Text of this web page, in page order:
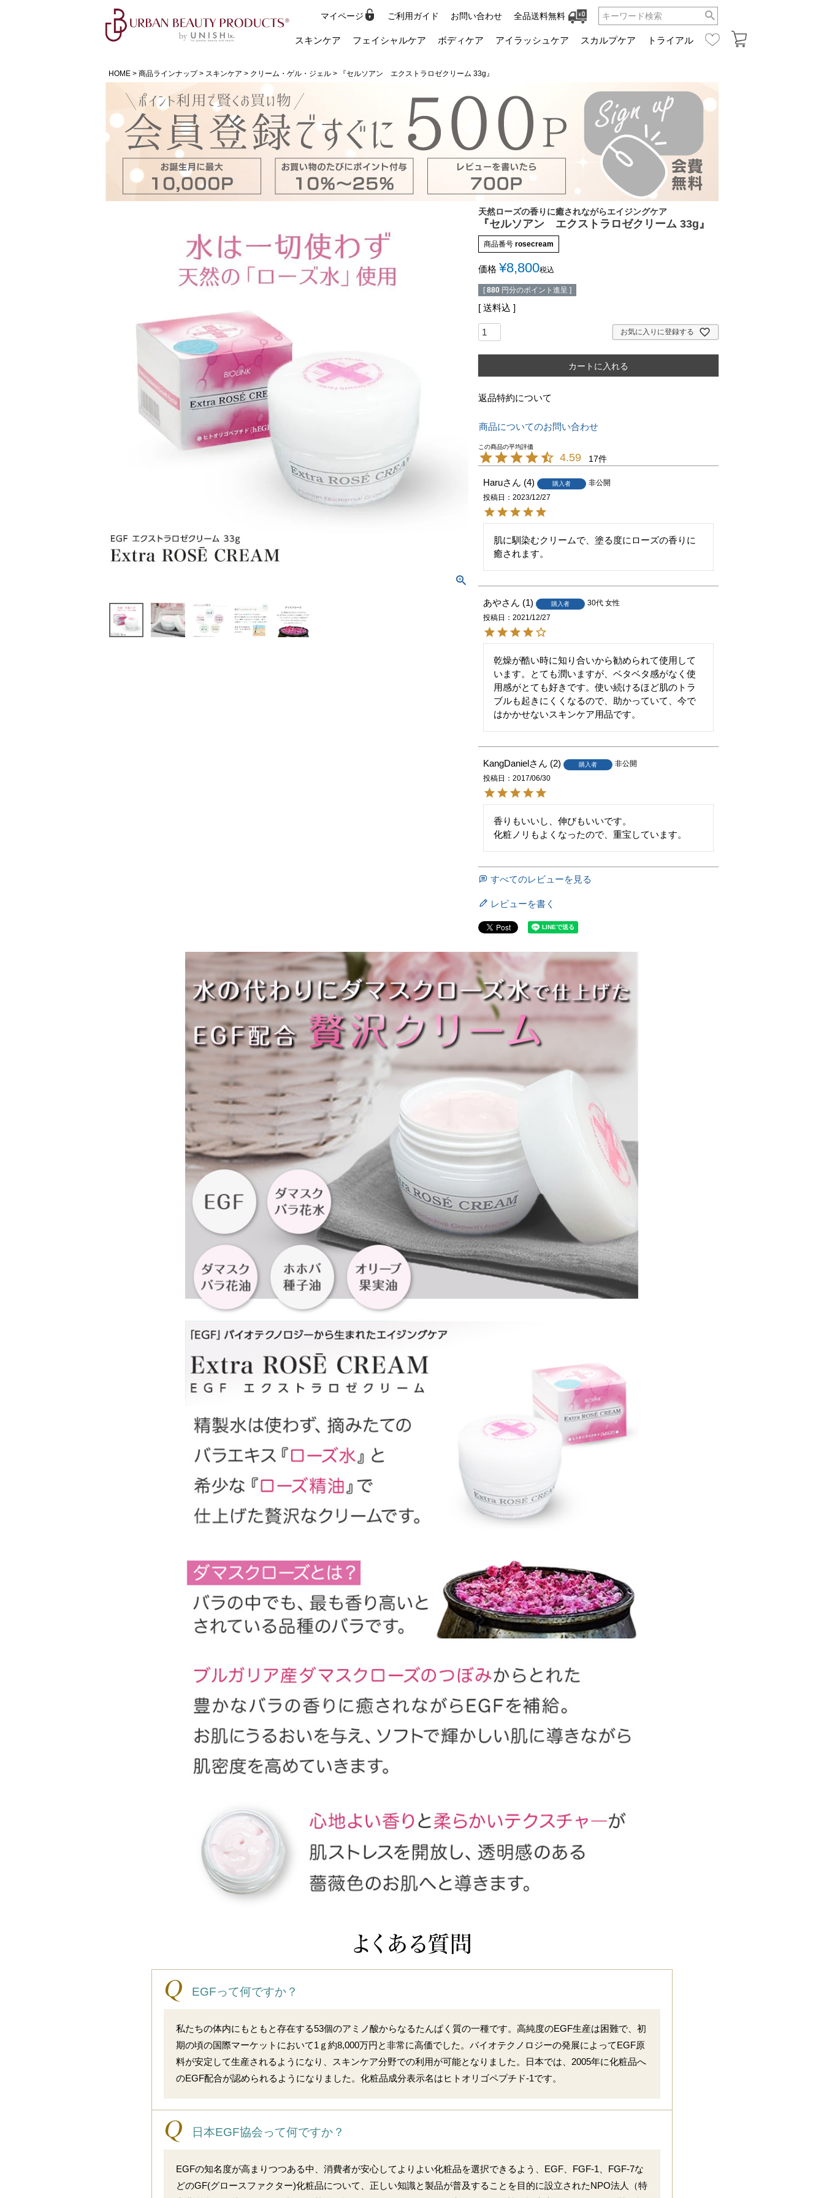
マイページ ご利用ガイド お問い合わせ 全品送料無料
検索
スキンケア フェイシャルケア ボディケア アイラッシュケア スカルプケア トライアル
HOME 商品ラインナップ スキンケア クリーム・ゲル・ジェル 『セルソアン エクストラロゼクリーム 33g』
天然ローズの香りに癒されながらエイジングケア
『セルソアン エクストラロゼクリーム 33g』
商品番号 rosecream
価格 ¥8,800税込
[ 880 円分のポイント進呈 ]
送料込
お気に入りに登録する
カートに入れる
返品特約について
商品についてのお問い合わせ
4.59 17
Haru 4 購入者
非公開
投稿日
2023/12/27
肌に馴染むクリームで、塗る度にローズの香りに
癒されます。
あや 1 購入者 30代 女性
投稿日
2021/12/27
乾燥が酷い時に知り合いから勧められて使用して
います。とても潤いますが、ベタベタ感がなく使
用感がとても好きです。使い続けるほど肌のトラ
ブルも起きにくくなるので、助かっていて、今で
はかかせないスキンケア用品です。
KangDaniel 2 購入者
非公開
投稿日
2017/06/30
香りもいいし、伸びもいいです。
化粧ノリもよくなったので、重宝しています。
すべてのレビューを見る
レビューを書く
EGFって何ですか？
私たちの体内にもともと存在する53個のアミノ酸からなるたんぱく質の一種です。高純度のEGF生産は困難で、初
期の頃の国際マーケットにおいて1ｇ約8,000万円と非常に高価でした。バイオテクノロジーの発展によってEGF原
料が安定して生産されるようになり、スキンケア分野での利用が可能となりました。日本では、2005年に化粧品へ
のEGF配合が認められるようになりました。化粧品成分表示名はヒトオリゴペプチド-1です。
日本EGF協会って何ですか？
EGFの知名度が高まりつつある中、消費者が安心してよりよい化粧品を選択できるよう、EGF、FGF-1、FGF-7な
どのGF(グロースファクター)化粧品について、正しい知識と製品が普及することを目的に設立されたNPO法人（特